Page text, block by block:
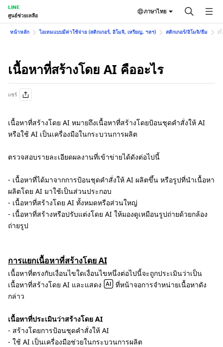
LINE
ศูนย์ช่วยเหลือ
ภาษาไทย
หน้าหลัก ไอเทมแบบมีค่าใช้จ่าย (สติกเกอร์, อิโมจิ, เหรียญ, ฯลฯ) สติกเกอร์/อิโมจิ/ธีม เ
เนื้อหาที่สร้างโดย AI คืออะไร
แชร์
เนื้อหาที่สร้างโดย AI หมายถึงเนื้อหาที่สร้างโดยป้อนชุดคำสั่งให้ AI
หรือใช้ AI เป็นเครื่องมือในกระบวนการผลิต
ตรวจสอบรายละเอียดผลงานที่เข้าข่ายได้ดังต่อไปนี้
- เนื้อหาที่ได้มาจากการป้อนชุดคำสั่งให้ AI ผลิตขึ้น หรือรูปที่นำเนื้อหา
ผลิตโดย AI มาใช้เป็นส่วนประกอบ
- เนื้อหาที่สร้างโดย AI ทั้งหมดหรือส่วนใหญ่
- เนื้อหาที่สร้างหรือปรับแต่งโดย AI ให้มองดูเหมือนรูปถ่ายด้วยกล้อง
ถ่ายรูป
การแยกเนื้อหาที่สร้างโดย AI
เนื้อหาที่ตรงกับเงื่อนไขใดเงื่อนไขหนึ่งต่อไปนี้จะถูกประเมินว่าเป็น
เนื้อหาที่สร้างโดย AI และแสดง
ที่หน้าจอการจำหน่ายเนื้อหาดัง
กล่าว
เนื้อหาที่ประเมินว่าสร้างโดย AI
- สร้างโดยการป้อนชุดคำสั่งให้ AI
- ใช้ AI เป็นเครื่องมือช่วยในกระบวนการผลิต